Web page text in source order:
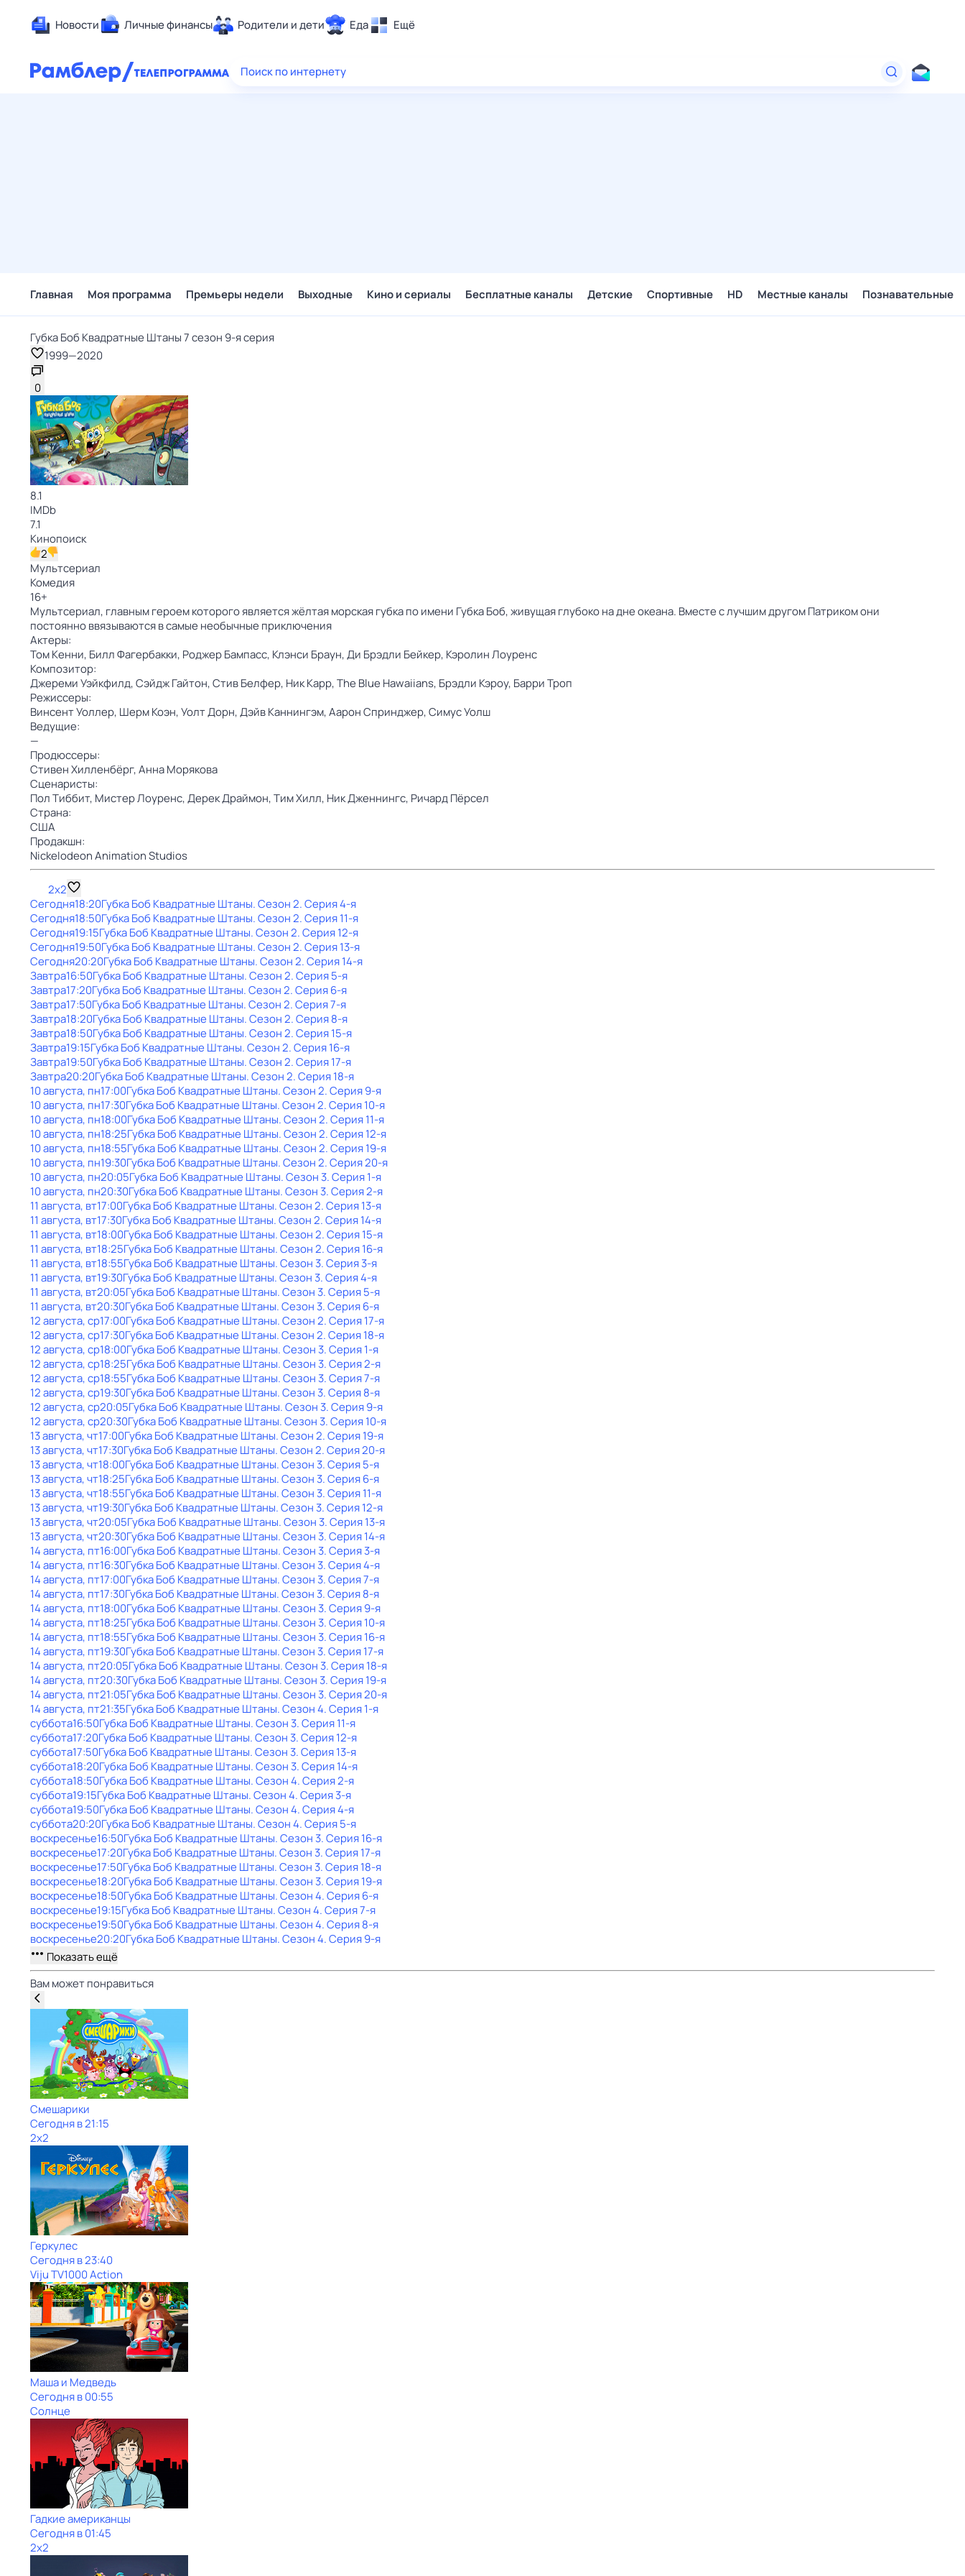
Новости Личные финансы Родители и дети Еда Ещё
Здоровье
Поиск по интернету
Главная Моя программа Премьеры недели Выходные Кино и сериалы Бесплатные каналы Детские Спортивные HD Местные каналы Познавательные
Губка Боб Квадратные Штаны 7 сезон 9-я серия
1999—2020
0
8.1
IMDb
7.1
Кинопоиск
2
Мультсериал
Комедия
16+
Мультсериал, главным героем которого является жёлтая морская губка по имени Губка Боб, живущая глубоко на дне океана. Вместе с лучшим другом Патриком они
постоянно ввязываются в самые необычные приключения
Актеры:
Том Кенни, Билл Фагербакки, Роджер Бампасс, Клэнси Браун,Ди Брэдли Бейкер, Кэролин Лоуренс
Композитор:
Джереми Уэйкфилд,Сэйдж Гайтон,Стив Белфер, Ник Карр,The Blue Hawaiians, Брэдли Кэроу, Барри Троп
Режиссеры:
Винсент Уоллер, Шерм Коэн,Уолт Дорн,Дэйв Каннингэм,Аарон Спринджер,Симус Уолш
Ведущие:
—
Продюссеры:
Стивен Хилленбёрг,Анна Морякова
Сценаристы:
Пол Тиббит, Мистер Лоуренс,Дерек Драймон,Тим Хилл, Ник Дженнингс, Ричард Пёрсел
Страна:
США
Продакшн:
Nickelodeon Animation Studios
2x2
Сегодня18:20Губка Боб Квадратные Штаны. Сезон 2. Серия 4-я
Сегодня18:50Губка Боб Квадратные Штаны. Сезон 2. Серия 11-я
Сегодня19:15Губка Боб Квадратные Штаны. Сезон 2. Серия 12-я
Сегодня19:50Губка Боб Квадратные Штаны. Сезон 2. Серия 13-я
Сегодня20:20Губка Боб Квадратные Штаны. Сезон 2. Серия 14-я
Завтра16:50Губка Боб Квадратные Штаны. Сезон 2. Серия 5-я
Завтра17:20Губка Боб Квадратные Штаны. Сезон 2. Серия 6-я
Завтра17:50Губка Боб Квадратные Штаны. Сезон 2. Серия 7-я
Завтра18:20Губка Боб Квадратные Штаны. Сезон 2. Серия 8-я
Завтра18:50Губка Боб Квадратные Штаны. Сезон 2. Серия 15-я
Завтра19:15Губка Боб Квадратные Штаны. Сезон 2. Серия 16-я
Завтра19:50Губка Боб Квадратные Штаны. Сезон 2. Серия 17-я
Завтра20:20Губка Боб Квадратные Штаны. Сезон 2. Серия 18-я
10 августа, пн17:00Губка Боб Квадратные Штаны. Сезон 2. Серия 9-я
10 августа, пн17:30Губка Боб Квадратные Штаны. Сезон 2. Серия 10-я
10 августа, пн18:00Губка Боб Квадратные Штаны. Сезон 2. Серия 11-я
10 августа, пн18:25Губка Боб Квадратные Штаны. Сезон 2. Серия 12-я
10 августа, пн18:55Губка Боб Квадратные Штаны. Сезон 2. Серия 19-я
10 августа, пн19:30Губка Боб Квадратные Штаны. Сезон 2. Серия 20-я
10 августа, пн20:05Губка Боб Квадратные Штаны. Сезон 3. Серия 1-я
10 августа, пн20:30Губка Боб Квадратные Штаны. Сезон 3. Серия 2-я
11 августа, вт17:00Губка Боб Квадратные Штаны. Сезон 2. Серия 13-я
11 августа, вт17:30Губка Боб Квадратные Штаны. Сезон 2. Серия 14-я
11 августа, вт18:00Губка Боб Квадратные Штаны. Сезон 2. Серия 15-я
11 августа, вт18:25Губка Боб Квадратные Штаны. Сезон 2. Серия 16-я
11 августа, вт18:55Губка Боб Квадратные Штаны. Сезон 3. Серия 3-я
11 августа, вт19:30Губка Боб Квадратные Штаны. Сезон 3. Серия 4-я
11 августа, вт20:05Губка Боб Квадратные Штаны. Сезон 3. Серия 5-я
11 августа, вт20:30Губка Боб Квадратные Штаны. Сезон 3. Серия 6-я
12 августа, ср17:00Губка Боб Квадратные Штаны. Сезон 2. Серия 17-я
12 августа, ср17:30Губка Боб Квадратные Штаны. Сезон 2. Серия 18-я
12 августа, ср18:00Губка Боб Квадратные Штаны. Сезон 3. Серия 1-я
12 августа, ср18:25Губка Боб Квадратные Штаны. Сезон 3. Серия 2-я
12 августа, ср18:55Губка Боб Квадратные Штаны. Сезон 3. Серия 7-я
12 августа, ср19:30Губка Боб Квадратные Штаны. Сезон 3. Серия 8-я
12 августа, ср20:05Губка Боб Квадратные Штаны. Сезон 3. Серия 9-я
12 августа, ср20:30Губка Боб Квадратные Штаны. Сезон 3. Серия 10-я
13 августа, чт17:00Губка Боб Квадратные Штаны. Сезон 2. Серия 19-я
13 августа, чт17:30Губка Боб Квадратные Штаны. Сезон 2. Серия 20-я
13 августа, чт18:00Губка Боб Квадратные Штаны. Сезон 3. Серия 5-я
13 августа, чт18:25Губка Боб Квадратные Штаны. Сезон 3. Серия 6-я
13 августа, чт18:55Губка Боб Квадратные Штаны. Сезон 3. Серия 11-я
13 августа, чт19:30Губка Боб Квадратные Штаны. Сезон 3. Серия 12-я
13 августа, чт20:05Губка Боб Квадратные Штаны. Сезон 3. Серия 13-я
13 августа, чт20:30Губка Боб Квадратные Штаны. Сезон 3. Серия 14-я
14 августа, пт16:00Губка Боб Квадратные Штаны. Сезон 3. Серия 3-я
14 августа, пт16:30Губка Боб Квадратные Штаны. Сезон 3. Серия 4-я
14 августа, пт17:00Губка Боб Квадратные Штаны. Сезон 3. Серия 7-я
14 августа, пт17:30Губка Боб Квадратные Штаны. Сезон 3. Серия 8-я
14 августа, пт18:00Губка Боб Квадратные Штаны. Сезон 3. Серия 9-я
14 августа, пт18:25Губка Боб Квадратные Штаны. Сезон 3. Серия 10-я
14 августа, пт18:55Губка Боб Квадратные Штаны. Сезон 3. Серия 16-я
14 августа, пт19:30Губка Боб Квадратные Штаны. Сезон 3. Серия 17-я
14 августа, пт20:05Губка Боб Квадратные Штаны. Сезон 3. Серия 18-я
14 августа, пт20:30Губка Боб Квадратные Штаны. Сезон 3. Серия 19-я
14 августа, пт21:05Губка Боб Квадратные Штаны. Сезон 3. Серия 20-я
14 августа, пт21:35Губка Боб Квадратные Штаны. Сезон 4. Серия 1-я
суббота16:50Губка Боб Квадратные Штаны. Сезон 3. Серия 11-я
суббота17:20Губка Боб Квадратные Штаны. Сезон 3. Серия 12-я
суббота17:50Губка Боб Квадратные Штаны. Сезон 3. Серия 13-я
суббота18:20Губка Боб Квадратные Штаны. Сезон 3. Серия 14-я
суббота18:50Губка Боб Квадратные Штаны. Сезон 4. Серия 2-я
суббота19:15Губка Боб Квадратные Штаны. Сезон 4. Серия 3-я
суббота19:50Губка Боб Квадратные Штаны. Сезон 4. Серия 4-я
суббота20:20Губка Боб Квадратные Штаны. Сезон 4. Серия 5-я
воскресенье16:50Губка Боб Квадратные Штаны. Сезон 3. Серия 16-я
воскресенье17:20Губка Боб Квадратные Штаны. Сезон 3. Серия 17-я
воскресенье17:50Губка Боб Квадратные Штаны. Сезон 3. Серия 18-я
воскресенье18:20Губка Боб Квадратные Штаны. Сезон 3. Серия 19-я
воскресенье18:50Губка Боб Квадратные Штаны. Сезон 4. Серия 6-я
воскресенье19:15Губка Боб Квадратные Штаны. Сезон 4. Серия 7-я
воскресенье19:50Губка Боб Квадратные Штаны. Сезон 4. Серия 8-я
воскресенье20:20Губка Боб Квадратные Штаны. Сезон 4. Серия 9-я
Показать ещё
Вам может понравиться
Смешарики
Сегодня в 21:15
2x2
Геркулес
Сегодня в 23:40
Viju TV1000 Action
Маша и Медведь
Сегодня в 00:55
Солнце
Гадкие американцы
Сегодня в 01:45
2x2